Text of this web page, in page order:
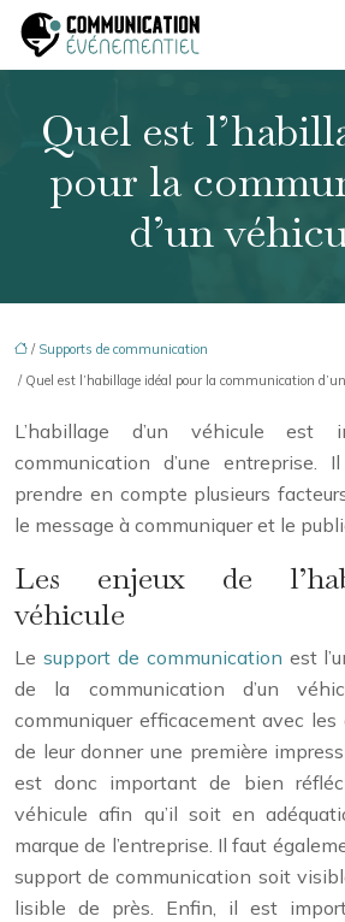
Quel est
pour la
d’un
/ Supports de communication
/ Quel est l’habillage idéal pour la communication
L’habillage d’un véhicule est
communication d’une entreprise.
prendre en compte plusieurs
le message à communiquer et le
Les enjeux de
véhicule
Le support de communication est
de la communication d’un
communiquer efficacement avec
de leur donner une première
est donc important de bien
véhicule afin qu’il soit en
marque de l’entreprise. Il faut
support de communication soit
lisible de près. Enfin, il est